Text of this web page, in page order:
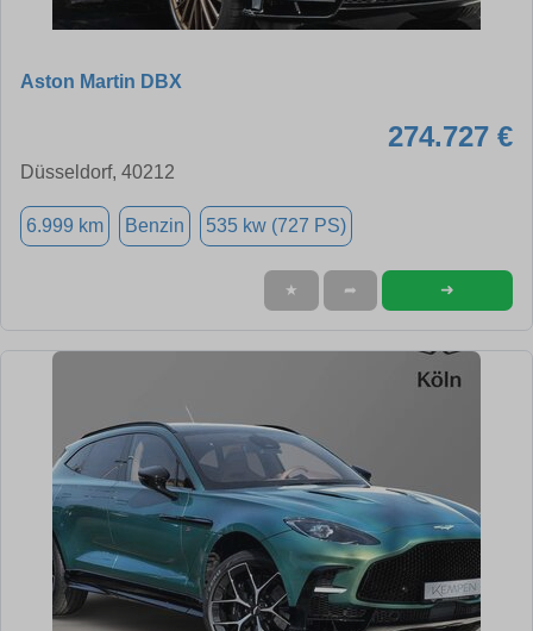
Aston Martin DBX
274.727 €
Düsseldorf, 40212
6.999 km Benzin 535 kw (727 PS)
★ ➦ ➜